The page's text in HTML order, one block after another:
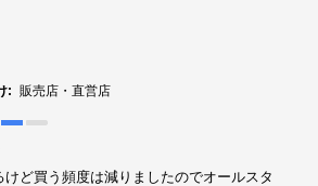
: 販売店・直営店
ど買う頻度は減りましたのでオールスタ